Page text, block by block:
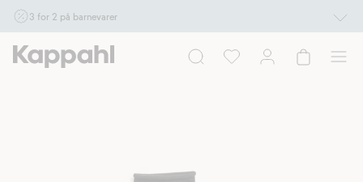
3 for 2 på barnevarer
17/8 i butikk & online for deg som er eller blir medlem. Kan ikke kombineres med
andre tilbud eller rabatter.